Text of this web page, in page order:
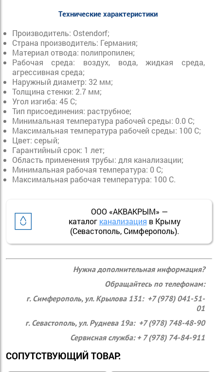
Технические характеристики
Производитель: Ostendorf;
Страна производитель: Германия;
Материал отвода: полипропилен;
Рабочая среда: воздух, вода, жидкая среда,
агрессивная среда;
Наружный диаметр: 32 мм;
Толщина стенки: 2.7 мм;
Угол изгиба: 45 С;
Тип присоединения: раструбное;
Минимальная температура рабочей среды: 0.0 С;
Максимальная температура рабочей среды: 100 С;
Цвет: серый;
Гарантийный срок: 1 лет;
Область применения трубы: для канализации;
Минимальная рабочая температура: 0 С;
Максимальная рабочая температура: 100 С.
ООО «АКВАКРЫМ» —
каталог канализация в Крыму
(Севастополь, Симферополь).
Нужна дополнительная информация?
Обращайтесь по телефонам:
г. Симферополь, ул. Крылова 131: +7 (978) 041-51-
01
г. Севастополь, ул. Руднева 19а: +7 (978) 748-48-90
Сервисная служба: + 7 (978) 74-84-911
СОПУТСТВУЮЩИЙ ТОВАР: